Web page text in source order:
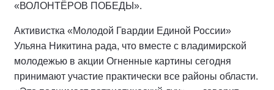
«ВОЛОНТЁРОВ ПОБЕДЫ».
Активистка «Молодой Гвардии Единой России»
Ульяна Никитина рада, что вместе с владимирской
молодежью в акции Огненные картины сегодня
принимают участие практически все районы области.